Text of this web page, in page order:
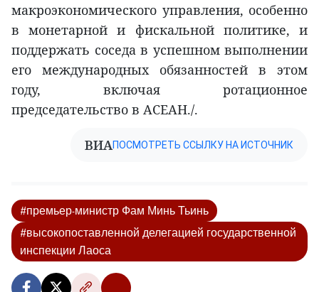
макроэкономического управления, особенно
в монетарной и фискальной политике, и
поддержать соседа в успешном выполнении
его международных обязанностей в этом
году, включая ротационное
председательство в АСЕАН./.
ВИАПОСМОТРЕТЬ ССЫЛКУ НА ИСТОЧНИК
#премьер-министр Фам Минь Тьинь
#высокопоставленной делегацией государственной
инспекции Лаоса